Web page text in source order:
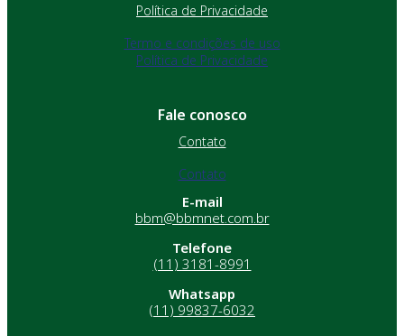
Política de Privacidade
Termo e condições de uso
Política de Privacidade
Fale conosco
Contato
Contato
E-mail
bbm@bbmnet.com.br
Telefone
(11) 3181-8991
Whatsapp
(11) 99837-6032